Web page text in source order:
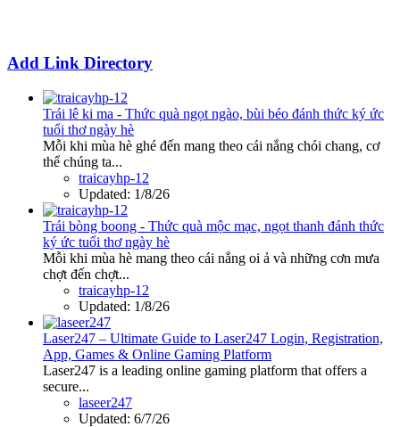
Add Link Directory
Trái lê ki ma - Thức quà ngọt ngào, bùi béo đánh thức ký ức
tuổi thơ ngày hè
Mỗi khi mùa hè ghé đến mang theo cái nắng chói chang, cơ
thể chúng ta...
traicayhp-12
Updated: 1/8/26
Trái bòng boong - Thức quà mộc mạc, ngọt thanh đánh thức
ký ức tuổi thơ ngày hè
Mỗi khi mùa hè mang theo cái nắng oi ả và những cơn mưa
chợt đến chợt...
traicayhp-12
Updated: 1/8/26
Laser247 – Ultimate Guide to Laser247 Login, Registration,
App, Games & Online Gaming Platform
Laser247 is a leading online gaming platform that offers a
secure...
laseer247
Updated: 6/7/26